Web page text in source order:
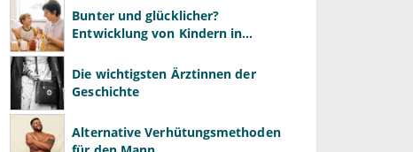
Bunter und glücklicher?
Entwicklung von Kindern in
Die wichtigsten Ärztinnen der
Geschichte
Alternative Verhütungsmethoden